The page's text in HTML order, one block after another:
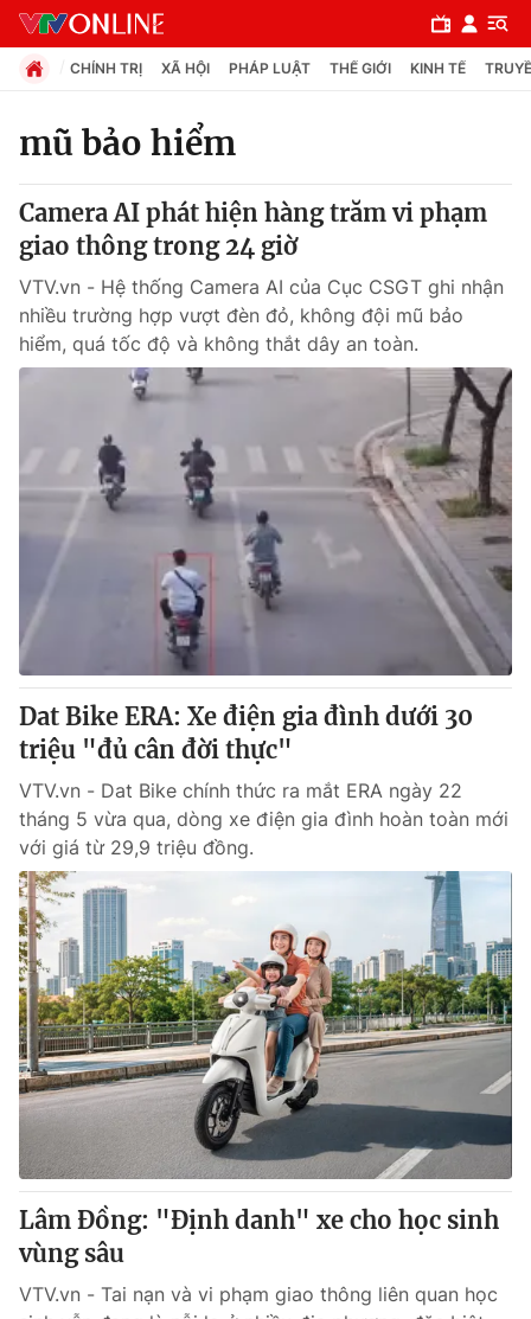
Chuyên mục
Chính trị
Xã hội
Pháp luật
Thế giới
Tin tức
Thế giới đó đây
Câu chuyện quốc tế
Tài chính
Thị trường
Góc doanh nghiệp
Dữ liệu và đời sống
Truyền hình
Phim VTV
Hậu trường
Nhân vật
Khán giả
Giải sao mai
Giải trí
Điện ảnh
Âm nhạc
Sao
Đời sống
Du lịch
Làm đẹp
Chất lượng cuộc sống
Giáo dục
Tuyển sinh
Học trực tuyến
Công nghệ
Hitech Công nghệ tương lai
Sản phẩm
Tư vấn
Giao lưu trực tuyến
Lịch phát sóng
Chuyên mục khác
Emagazine
CHÍNH TRỊ XÃ HỘI PHÁP LUẬT THẾ GIỚI KINH TẾ
mũ bảo hiểm
Camera AI phát hiện hàng trăm vi phạm
giao thông trong 24 giờ
VTV.vn - Hệ thống Camera AI của Cục CSGT ghi nhận
nhiều trường hợp vượt đèn đỏ, không đội mũ bảo
hiểm, quá tốc độ và không thắt dây an toàn.
Dat Bike ERA: Xe điện gia đình dưới 30
triệu "đủ cân đời thực"
VTV.vn - Dat Bike chính thức ra mắt ERA ngày 22
tháng 5 vừa qua, dòng xe điện gia đình hoàn toàn mới
với giá từ 29,9 triệu đồng.
Lâm Đồng: "Định danh" xe cho học sinh
vùng sâu
VTV.vn - Tai nạn và vi phạm giao thông liên quan học